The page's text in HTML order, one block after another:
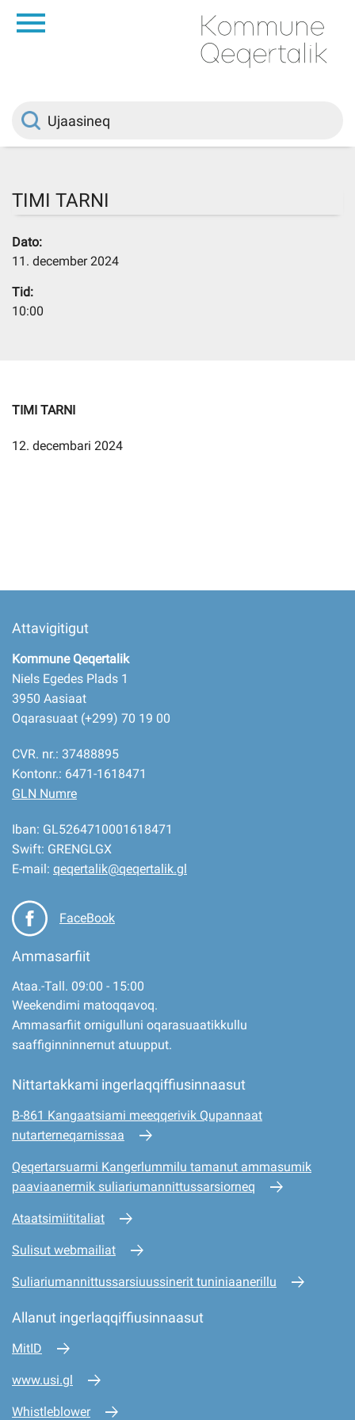
Innuttaasunut
Ileqqoreqqusat
Imminut kiffartuunneq
Pilersaarutinut isaavik
TIMI TARNI
Dato:
11. december 2024
Tid:
10:00
TIMI TARNI
12. decembari 2024
Attavigitigut
Kommune Qeqertalik
Niels Egedes Plads 1
3950 Aasiaat
Oqarasuaat (+299) 70 19 00
CVR. nr.: 37488895
Kontonr.: 6471-1618471
GLN Numre
Iban: GL5264710001618471
Swift: GRENGLGX
E-mail: qeqertalik@qeqertalik.gl
FaceBook
Ammasarfiit
Ataa.-Tall. 09:00 - 15:00
Weekendimi matoqqavoq.
Ammasarfiit ornigulluni oqarasuaatikkullu
saaffiginninnernut atuupput.
Nittartakkami ingerlaqqiffiusinnaasut
B-861 Kangaatsiami meeqqerivik Qupannaat
nutarterneqarnissaa
Qeqertarsuarmi Kangerlummilu tamanut ammasumik
paaviaanermik suliariumannittussarsiorneq
Ataatsimiititaliat
Sulisut webmailiat
Suliariumannittussarsiuussinerit tuniniaanerillu
Allanut ingerlaqqiffiusinnaasut
MitID
www.usi.gl
Whistleblower